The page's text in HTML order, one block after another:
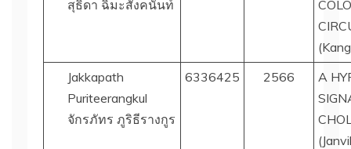
สุธิดา ฉิมะสังคนันท์
Jakkapath
Puriteerangkul
จักรภัทร ภูริธีรางกูร
6336425 2566
A